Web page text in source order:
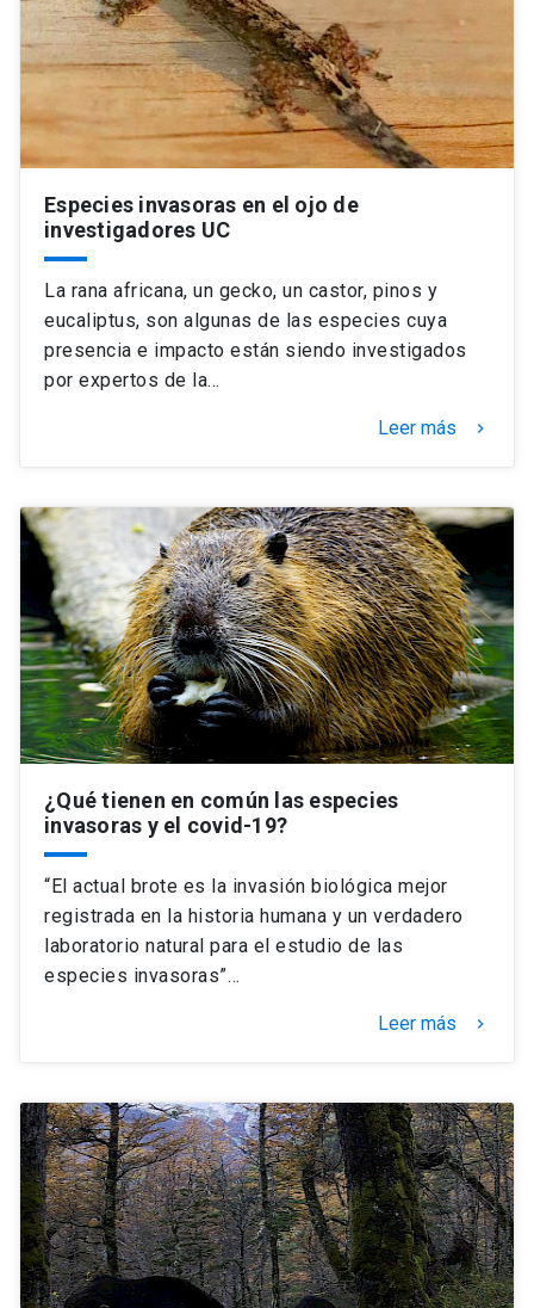
Especies invasoras en el ojo de
investigadores UC
La rana africana, un gecko, un castor, pinos y
eucaliptus, son algunas de las especies cuya
presencia e impacto están siendo investigados
por expertos de la…
Leer más keyboard_arrow_right
¿Qué tienen en común las especies
invasoras y el covid-19?
“El actual brote es la invasión biológica mejor
registrada en la historia humana y un verdadero
laboratorio natural para el estudio de las
especies invasoras”…
Leer más keyboard_arrow_right